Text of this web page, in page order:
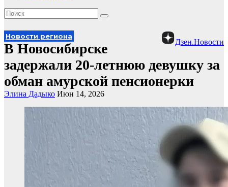
Дзен.Новости
Новости региона
В Новосибирске
задержали 20-летнюю девушку за
обман амурской пенсионерки
Элина Дадыко Июн 14, 2026